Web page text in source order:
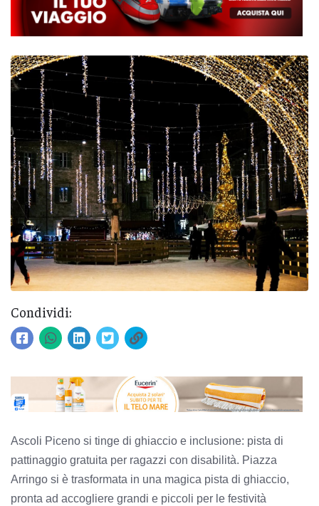
Condividi:
Ascoli Piceno si tinge di ghiaccio e inclusione: pista di
pattinaggio gratuita per ragazzi con disabilità. Piazza
Arringo si è trasformata in una magica pista di ghiaccio,
pronta ad accogliere grandi e piccoli per le festività